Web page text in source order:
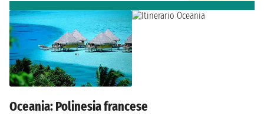
Oceania: Polinesia francese